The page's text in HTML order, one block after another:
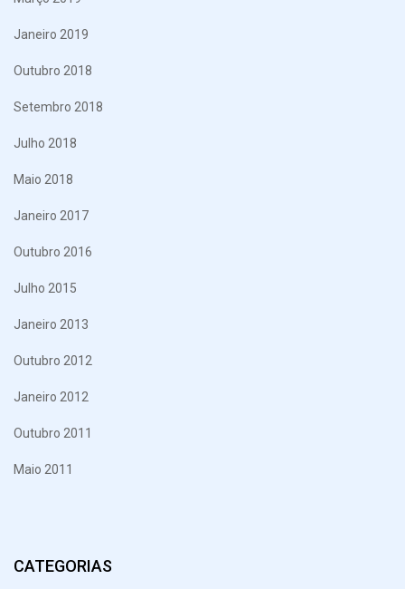
Janeiro 2019
Outubro 2018
Setembro 2018
Julho 2018
Maio 2018
Janeiro 2017
Outubro 2016
Julho 2015
Janeiro 2013
Outubro 2012
Janeiro 2012
Outubro 2011
Maio 2011
CATEGORIAS